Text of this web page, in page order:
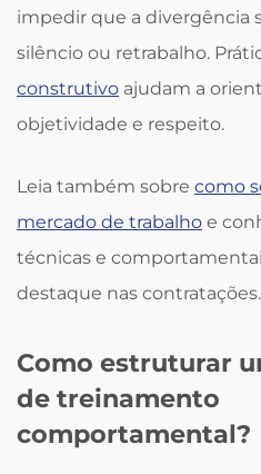
impedir que a divergência
silêncio ou retrabalho.
construtivo ajudam a
objetividade e respeito.
Leia também sobre como
mercado de trabalho e
técnicas e
destaque nas contratações.
Como estruturar
de treinamento
comportamental?